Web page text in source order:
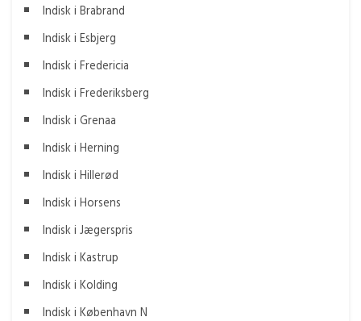
Indisk i Brabrand
Indisk i Esbjerg
Indisk i Fredericia
Indisk i Frederiksberg
Indisk i Grenaa
Indisk i Herning
Indisk i Hillerød
Indisk i Horsens
Indisk i Jægerspris
Indisk i Kastrup
Indisk i Kolding
Indisk i København N